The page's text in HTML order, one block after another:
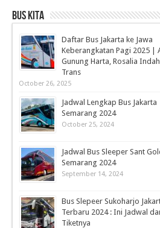
Bus Kita
Daftar Bus Jakarta ke Jawa
Keberangkatan Pagi 2025 |
Gunung Harta, Rosalia
Trans
October 26, 2025
Jadwal Lengkap Bus Jakarta
Semarang 2024
October 25, 2024
Jadwal Bus Sleeper Sant
Semarang 2024
September 14, 2024
Bus Slepeer Sukoharjo
Terbaru 2024 : Ini Jadwal
Tiketnya